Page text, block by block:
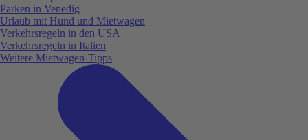
Parken in Venedig
Urlaub mit Hund und Mietwagen
Verkehrsregeln in den USA
Verkehrsregeln in Italien
Weitere Mietwagen-Tipps